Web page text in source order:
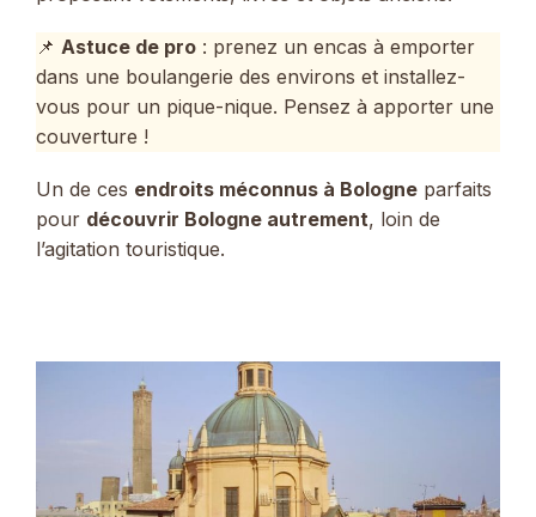
📌 Astuce de pro : prenez un encas à emporter
dans une boulangerie des environs et installez-
vous pour un pique-nique. Pensez à apporter une
couverture !
Un de ces endroits méconnus à Bologne parfaits
pour découvrir Bologne autrement, loin de
l’agitation touristique.